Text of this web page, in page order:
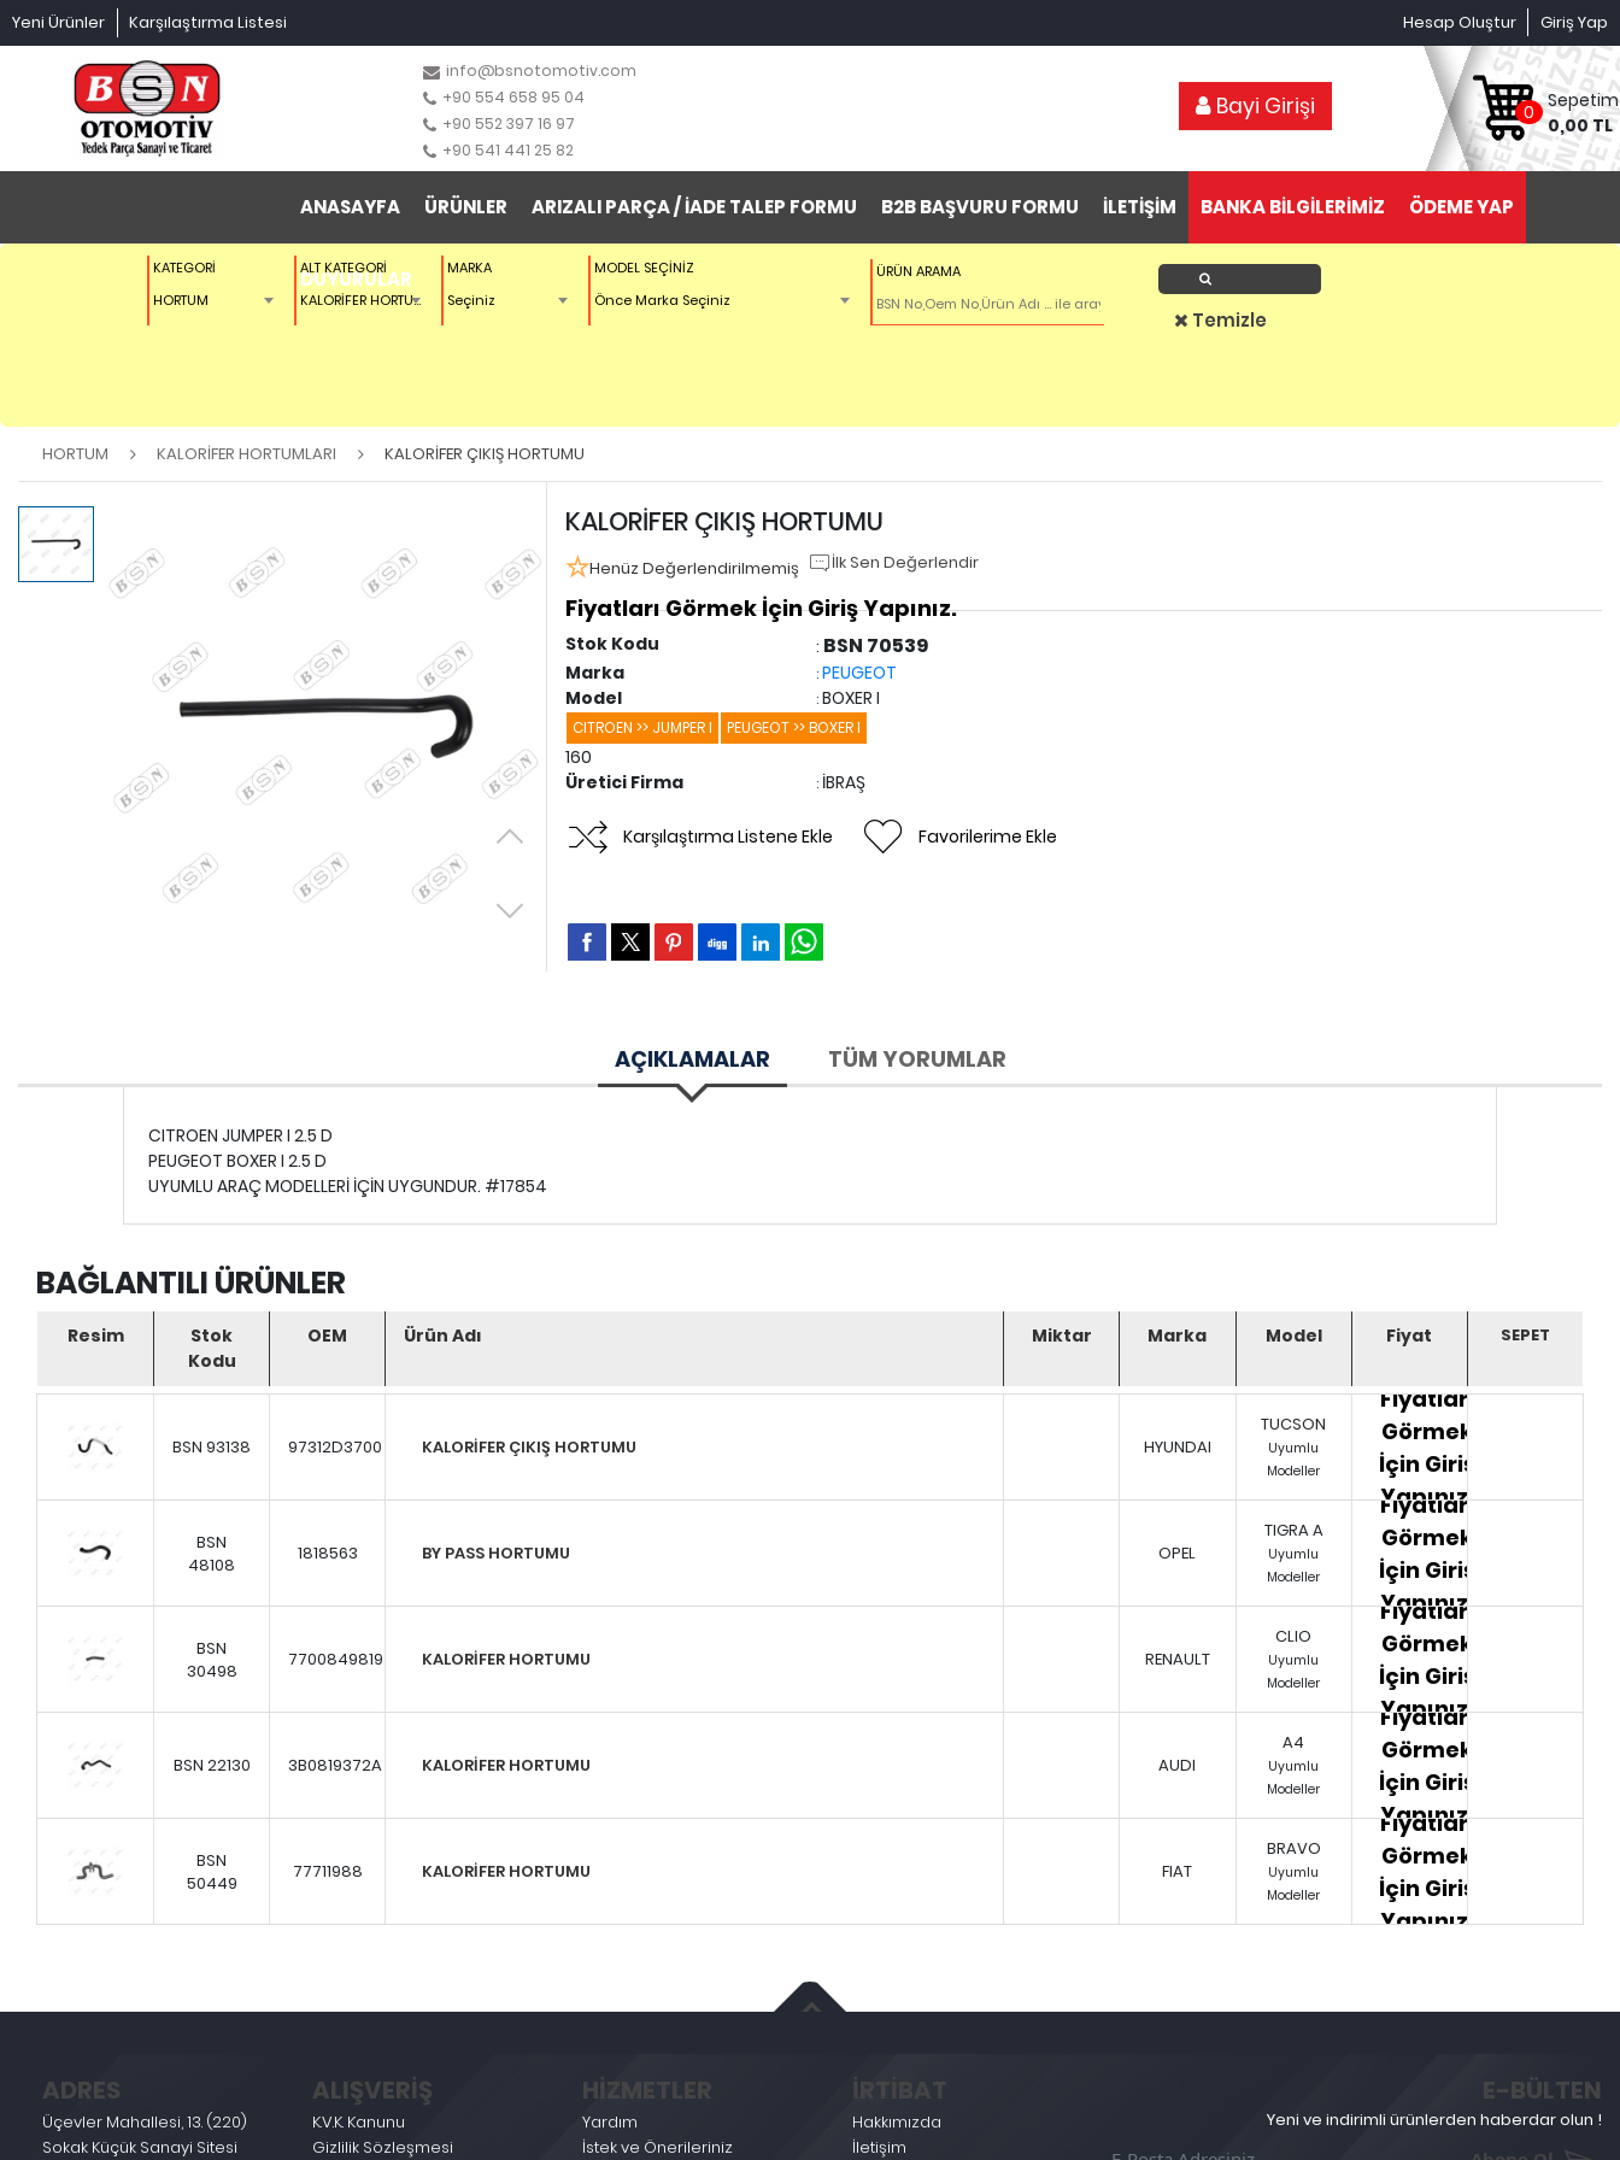
Yeni Ürünler Karşılaştırma Listesi Giriş Yap
Hesap Oluştur
info@bsnotomotiv.com
+90 554 658 95 04
+90 552 397 16 97
+90 541 441 25 82
Bayi Girişi 0
Sepetim
0,00 TL
ANASAYFA ÜRÜNLER ARIZALI PARÇA / İADE TALEP FORMU B2B BAŞVURU FORMU İLETİŞİM BANKA BİLGİLERİMİZ ÖDEME YAP
DUYURULAR
KATEGORİ
HORTUM
ALT KATEGORİ
KALORİFER HORTUMLARI
MARKA
Seçiniz
MODEL SEÇİNİZ
Önce Marka Seçiniz
ÜRÜN ARAMA Ürün Ara
Temizle
HORTUM KALORİFER HORTUMLARI KALORİFER ÇIKIŞ HORTUMU
KALORİFER ÇIKIŞ HORTUMU
Henüz Değerlendirilmemiş İlk Sen Değerlendir
Fiyatları Görmek İçin Giriş Yapınız.
Stok Kodu : BSN 70539
Marka : PEUGEOT
Model
: BOXER I
CITROEN >> JUMPER I PEUGEOT >> BOXER I
160
Üretici Firma
: İBRAŞ
Karşılaştırma Listene Ekle Favorilerime Ekle
AÇIKLAMALAR TÜM YORUMLAR
CITROEN JUMPER I 2.5 D
PEUGEOT BOXER I 2.5 D
UYUMLU ARAÇ MODELLERİ İÇİN UYGUNDUR. #17854
BAĞLANTILI ÜRÜNLER
Resim
Stok
Kodu
OEM Ürün Adı Miktar Marka Model Fiyat
BSN 93138 97312D3700 KALORİFER ÇIKIŞ HORTUMU HYUNDAI
TUCSON
Uyumlu
Modeller
Fiyatları
Görmek
İçin Giriş
Yapınız.
BSN
48108
1818563 BY PASS HORTUMU OPEL
TIGRA A
Uyumlu
Modeller
Fiyatları
Görmek
İçin Giriş
Yapınız.
BSN
30498
7700849819 KALORİFER HORTUMU RENAULT
CLIO
Uyumlu
Modeller
Fiyatları
Görmek
İçin Giriş
Yapınız.
BSN 22130 3B0819372A KALORİFER HORTUMU AUDI
A4
Uyumlu
Modeller
Fiyatları
Görmek
İçin Giriş
Yapınız.
BSN
50449
77711988 KALORİFER HORTUMU FIAT
BRAVO
Uyumlu
Modeller
Fiyatları
Görmek
İçin Giriş
Yapınız.
ADRES
Üçevler Mahallesi, 13. (220)
Sokak Küçük Sanayi Sitesi
ALIŞVERİŞ
K.V.K. Kanunu
Gizlilik Sözleşmesi
HİZMETLER
Yardım
İstek ve Önerileriniz
İRTİBAT
Hakkımızda
İletişim
E-BÜLTEN
Yeni ve indirimli ürünlerden haberdar olun !